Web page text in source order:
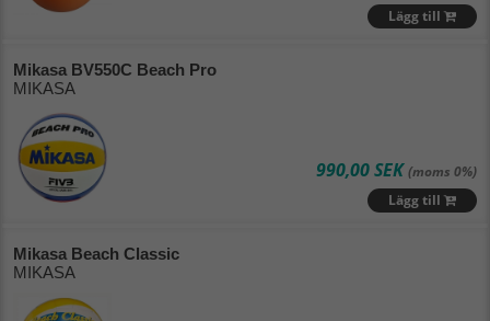
Lägg till
Mikasa BV550C Beach Pro
MIKASA
990,00 SEK(moms 0%)
Lägg till
Mikasa Beach Classic
MIKASA